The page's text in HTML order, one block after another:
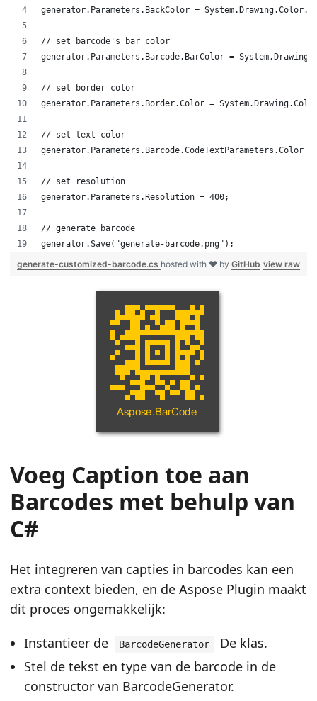
generator.Parameters.BackColor =
// set barcode's bar color
generator.Parameters.Barcode.BarColor =
// set border color
generator.Parameters.Border.Color =
// set text color
generator.Parameters.Barcode.CodeTextParameters.Color
// set resolution
generator.Parameters.Resolution = 400;
// generate barcode
generator.Save("generate-barcode.png");
view raw
generate-customized-barcode.cs hosted with ❤ by GitHub
Voeg Caption toe aan
Barcodes met behulp van
C#
Het integreren van capties in barcodes kan een
extra context bieden, en de Aspose Plugin maakt
dit proces ongemakkelijk:
Instantieer de
BarcodeGenerator
De klas.
Stel de tekst en type van de barcode in de
constructor van BarcodeGenerator.